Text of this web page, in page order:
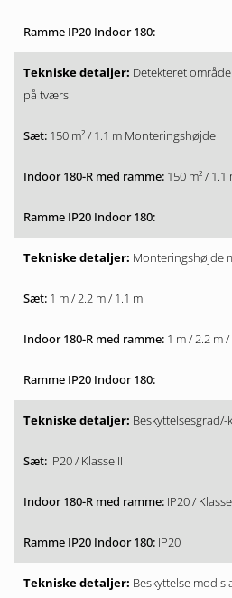
Detekteret
på tværs
150 m² / 1.1 m Monteringshøjde
150 m² /
Monteringshøjde
1 m / 2.2 m / 1.1 m
1 m / 2.2 m
Beskyttelsesgrad/-
IP20 / Klasse II
IP20 /
IP20
Beskyttelse mod